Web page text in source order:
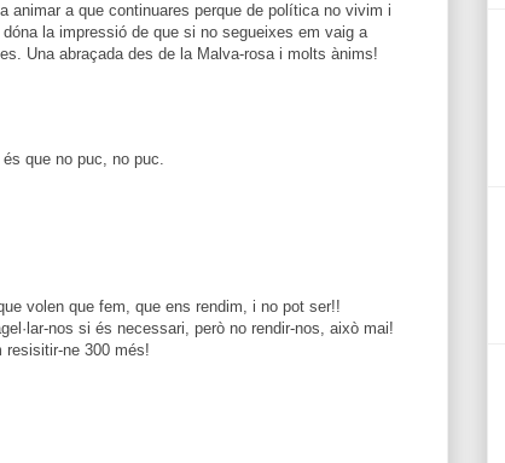
animar a que continuares perque de política no vivim i
la impressió de que si no segueixes em vaig a
Una abraçada des de la Malva-rosa i molts ànims!
que no puc, no puc.
volen que fem, que ens rendim, i no pot ser!!
nos si és necessari, però no rendir-nos, això mai!
ne 300 més!